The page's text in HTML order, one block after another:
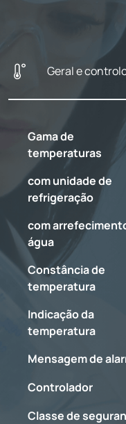
Geral e
Gama de
temperaturas
com unidade de
refrigeração
com
água
Constância de
temperatura
Indicação da
temperatura
Mensagem de
Controlador
Classe de